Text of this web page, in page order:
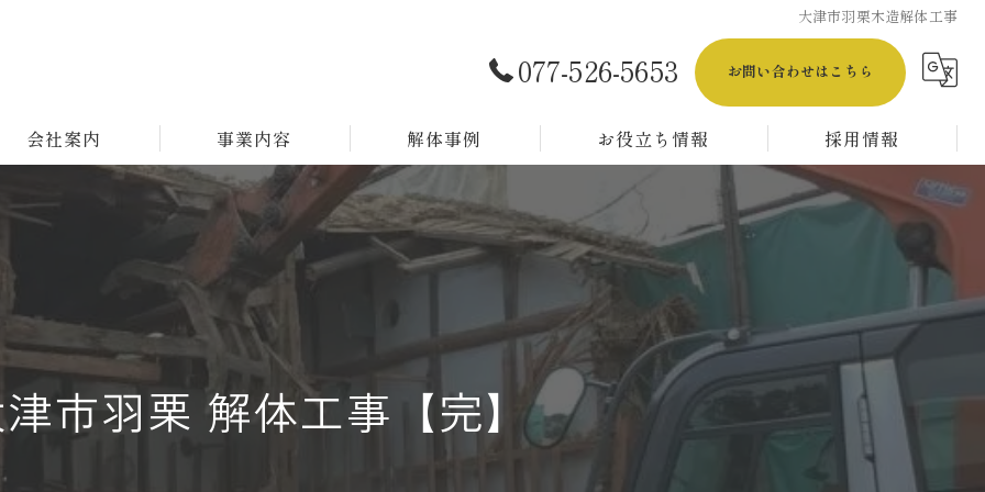
大津市羽栗木造解体工事
077-526-5653 お問い合わせはこちら
会社案内 事業内容 解体事例 お役立ち情報 採用情報
【正社員採用】解体工事スタッフ／経験者募集
【正社員採用】解体工事スタッフ／未経験者募集
【アルバイト採用】解体工事スタッフ／経験者&未経験者OK！
市羽栗 解体工事【完】